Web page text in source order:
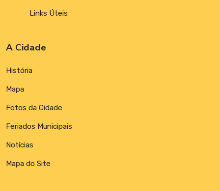
Links Úteis
A Cidade
História
Mapa
Fotos da Cidade
Feriados Municipais
Notícias
Mapa do Site